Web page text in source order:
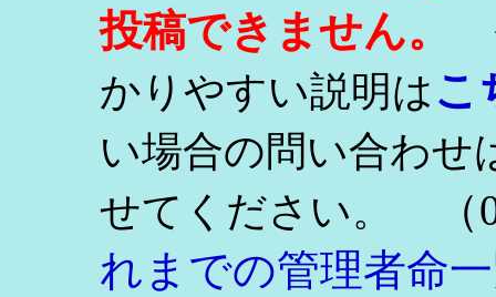
投稿できません。
かりやすい説明はこ
い場合の問い合わせ
せてください。
（
れまでの管理者命